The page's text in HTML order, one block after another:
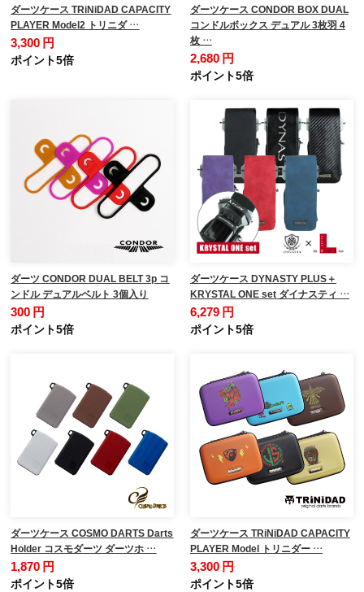
ダーツケース TRiNiDAD CAPACITY
PLAYER Model2 トリニダ …
3,300 円
ポイント5倍
ダーツケース CONDOR BOX DUAL
コンドルボックス デュアル 3枚羽 4
枚 …
2,680 円
ポイント5倍
ダーツ CONDOR DUAL BELT 3p コ
ンドル デュアルベルト 3個入り
300 円
ポイント5倍
ダーツケース DYNASTY PLUS＋
KRYSTAL ONE set ダイナスティ …
6,279 円
ポイント5倍
ダーツケース COSMO DARTS Darts
Holder コスモダーツ ダーツホ …
1,870 円
ポイント5倍
ダーツケース TRiNiDAD CAPACITY
PLAYER Model トリニダー …
3,300 円
ポイント5倍